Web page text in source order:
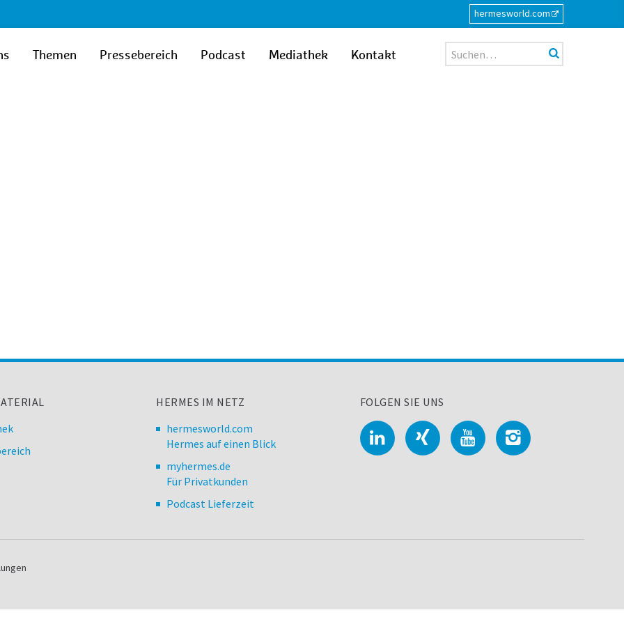
hermesworld.com
Themen Pressebereich Podcast Mediathek Kontakt
HERMES IM NETZ
hermesworld.com
Hermes auf einen Blick
myhermes.de
Für Privatkunden
Podcast Lieferzeit
FOLGEN SIE UNS